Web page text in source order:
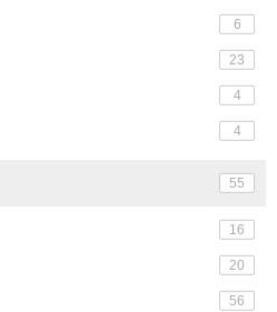
6
23
4
4
55
16
20
56